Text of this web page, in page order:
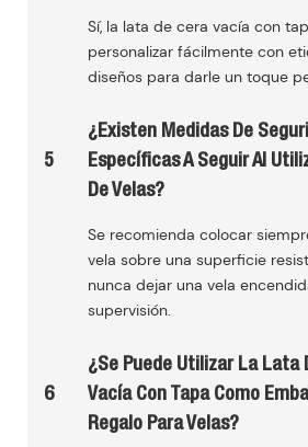
Sí, la lata de cera vacía con
personalizar fácilmente con
diseños para darle un toque
5
¿Existen Medidas De
Específicas A Seguir Al
De Velas?
Se recomienda colocar
vela sobre una superficie
nunca dejar una vela
supervisión.
6
¿Se Puede Utilizar La Lata
Vacía Con Tapa Como
Regalo Para Velas?